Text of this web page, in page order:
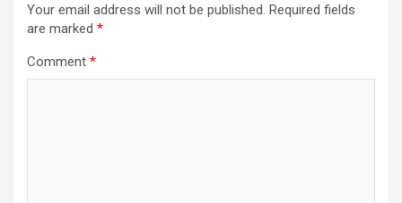
Your email address will not be published. Required fields
are marked *
Comment *